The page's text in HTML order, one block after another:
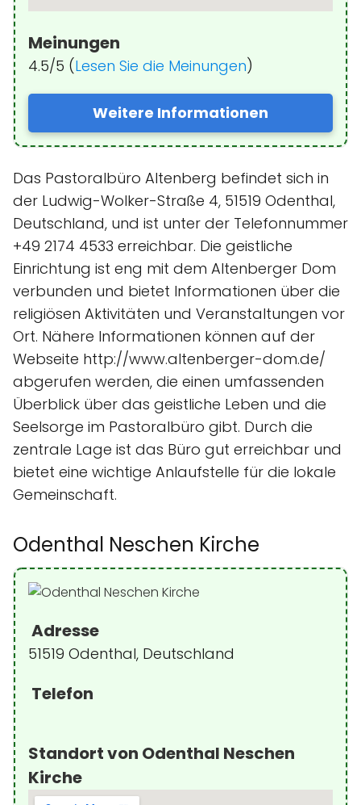
Meinungen
4.5/5 (Lesen Sie die Meinungen)
Weitere Informationen
Das Pastoralbüro Altenberg befindet sich in
der Ludwig-Wolker-Straße 4, 51519 Odenthal,
Deutschland, und ist unter der Telefonnummer
+49 2174 4533 erreichbar. Die geistliche
Einrichtung ist eng mit dem Altenberger Dom
verbunden und bietet Informationen über die
religiösen Aktivitäten und Veranstaltungen vor
Ort. Nähere Informationen können auf der
Webseite http://www.altenberger-dom.de/
abgerufen werden, die einen umfassenden
Überblick über das geistliche Leben und die
Seelsorge im Pastoralbüro gibt. Durch die
zentrale Lage ist das Büro gut erreichbar und
bietet eine wichtige Anlaufstelle für die lokale
Gemeinschaft.
Odenthal Neschen Kirche
Adresse
51519 Odenthal, Deutschland
Telefon
Standort von Odenthal Neschen
Kirche